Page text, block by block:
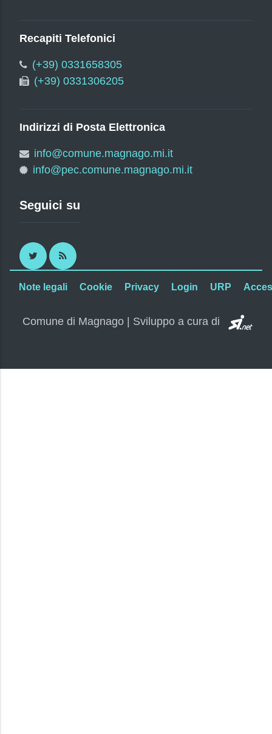
Recapiti Telefonici
(+39) 0331658305
(+39) 0331306205
Indirizzi di Posta Elettronica
info@comune.magnago.mi.it
info@pec.comune.magnago.mi.it
Seguici su
Twitter RSS
Note legali Cookie Privacy Login URP
Comune di Magnago | Sviluppo a cura di